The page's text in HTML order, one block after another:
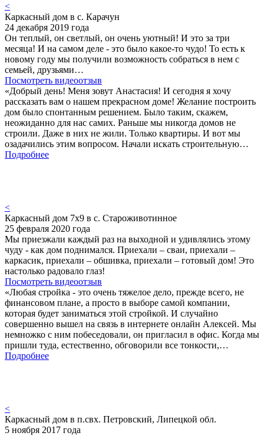
<
Каркасный дом в с. Карачун
24 декабря 2019 года
Он теплый, он светлый, он очень уютный! И это за три
месяца! И на самом деле - это было какое-то чудо! То есть к
новому году мы получили возможность собраться в нем с
семьей, друзьями…
Посмотреть видеоотзыв
«Добрый день! Меня зовут Анастасия! И сегодня я хочу
рассказать вам о нашем прекрасном доме! Желание построить
дом было спонтанным решением. Было таким, скажем,
неожиданно для нас самих. Раньше мы никогда домов не
строили. Даже в них не жили. Только квартиры. И вот мы
озадачились этим вопросом. Начали искать строительную…
Подробнее
<
Каркасный дом 7х9 в с. Староживотинное
25 февраля 2020 года
Мы приезжали каждый раз на выходной и удивлялись этому
чуду - как дом поднимался. Приехали – сваи, приехали –
каркасик, приехали – обшивка, приехали – готовый дом! Это
настолько радовало глаз!
Посмотреть видеоотзыв
«Любая стройка - это очень тяжелое дело, прежде всего, не
финансовом плане, а просто в выборе самой компании,
которая будет заниматься этой стройкой. И случайно
совершенно вышел на связь в интернете онлайн Алексей. Мы
немножко с ним побеседовали, он пригласил в офис. Когда мы
пришли туда, естественно, обговорили все тонкости,…
Подробнее
<
Каркасный дом в п.свх. Петровский, Липецкой обл.
5 ноября 2017 года